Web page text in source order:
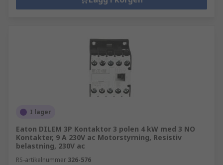
I lager
Eaton DILEM 3P Kontaktor 3 polen 4 kW med 3 NO
Kontakter, 9 A 230V ac Motorstyrning, Resistiv
belastning, 230V ac
RS-artikelnummer 326-576